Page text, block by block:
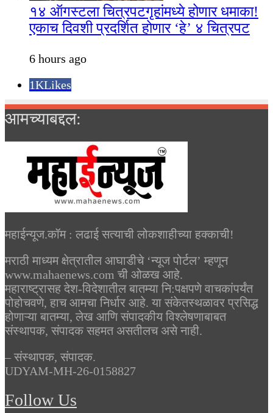
१४ ऑगस्टला चित्रपटगृहांमध्ये होणार धमाका!
एकाच दिवशी प्रदर्शित होणार ‘हे’ ४ चित्रपट
6 hours ago
1KLikes
आमच्याबद्दल:
महाईन्यूज.कॉम : लढाई सत्याची लोकशाहीच्या हक्काची!
मराठी माध्यम क्षेत्रातील आघाडीचे ‘न्यूज पोर्टल’ म्हणून
www.mahaenews.com ची ओळख आहे.
महाराष्ट्रासह देश-विदेशातील बातम्या नि:पक्षपणे वाचकांपर्यंत
पोहोचवणे, हाच आमचा निर्धार आहे. या संकेतस्थळावर प्रसिद्ध
होणाऱ्या बातम्या, लेख आणि संपादकीय विश्लेषणाबाबत
संस्थापक, संपादक सहमत असतीलच असे नाही.
– संस्थापक, संपादक.
UDYAM-MH-26-0158827
Follow Us